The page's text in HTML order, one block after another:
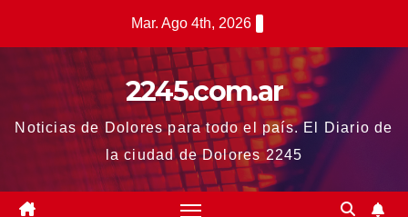
Mar. Ago 4th, 2026
2245.com.ar
Noticias de Dolores para todo el país. El Diario de
la ciudad de Dolores 2245